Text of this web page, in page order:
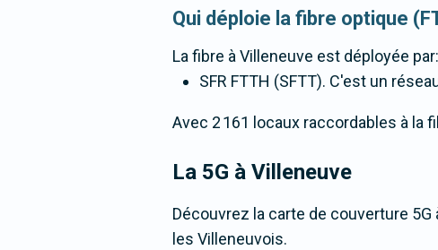
Qui déploie la fibre optique
La fibre à Villeneuve est déployée par:
SFR FTTH (SFTT). C'est un
Avec 2 161 locaux raccordables à la
La 5G à Villeneuve
Découvrez la carte de couverture
les Villeneuvois.